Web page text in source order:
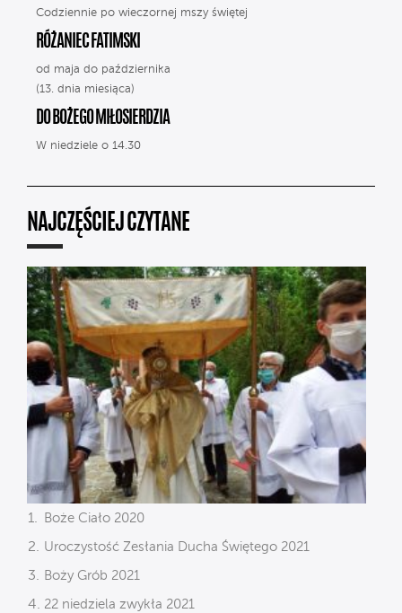
Codziennie po wieczornej mszy świętej
RÓŻANIEC FATIMSKI
od maja do października
(13. dnia miesiąca)
DO BOŻEGO MIŁOSIERDZIA
W niedziele o 14.30
NAJCZĘŚCIEJ CZYTANE
Boże Ciało 2020
Uroczystość Zesłania Ducha Świętego 2021
Boży Grób 2021
22 niedziela zwykła 2021